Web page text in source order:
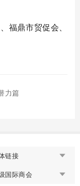
福鼎市贸促会、
力篇
链接
国际商会